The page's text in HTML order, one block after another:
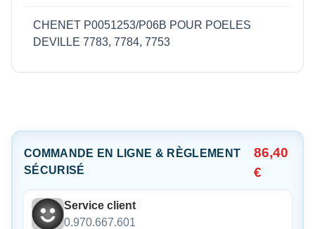
CHENET P0051253/P06B POUR POELES
DEVILLE 7783, 7784, 7753
COMMANDE EN LIGNE & RÈGLEMENT
SÉCURISÉ
86,40
€
Service client
0.970.667.601